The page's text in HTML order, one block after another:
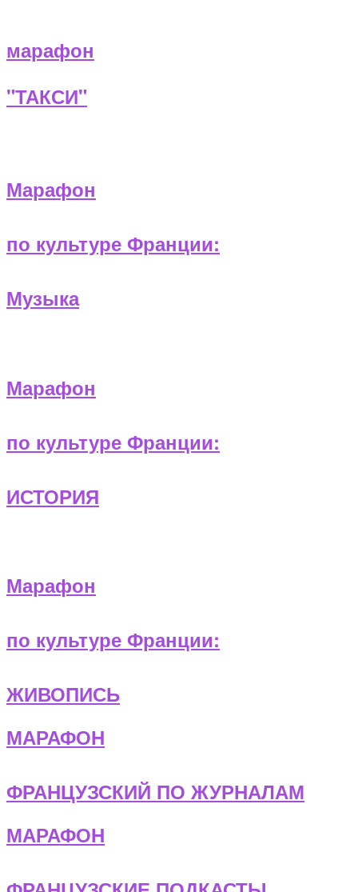
марафон
"ТАКСИ"
Марафон
по культуре Франции:
Музыка
Марафон
по культуре Франции:
ИСТОРИЯ
Марафон
по культуре Франции:
ЖИВОПИСЬ
МАРАФОН
ФРАНЦУЗСКИЙ ПО ЖУРНАЛАМ
МАРАФОН